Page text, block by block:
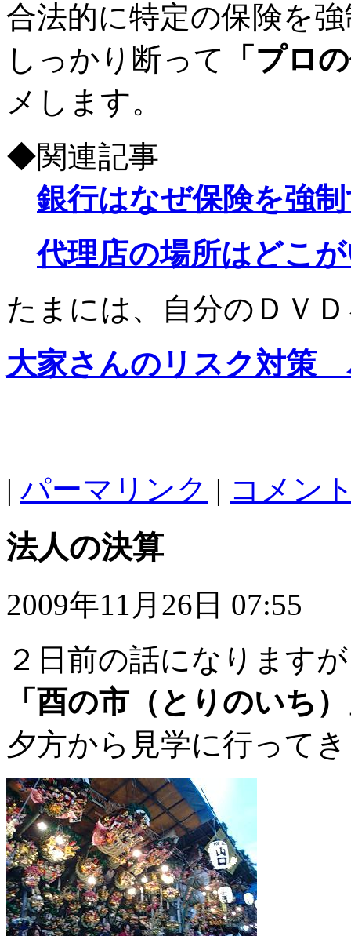
合法的に特定の保険を
しっかり断って
「プロ
メします。
◆関連記事
銀行はなぜ保険を強
代理店の場所はどこ
たまには、自分のＤＶ
大家さんのリスク対策
| パーマリンク | コメン
法人の決算
2009年11月26日 07:55
２日前の話になります
「酉の市（とりのいち
夕方から見学に行って